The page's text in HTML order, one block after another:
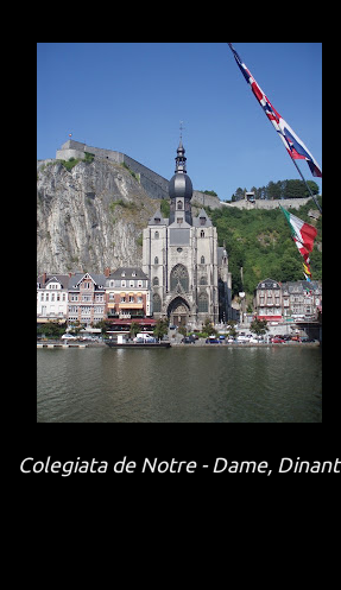
Colegiata de Notre - Dame, Dinant